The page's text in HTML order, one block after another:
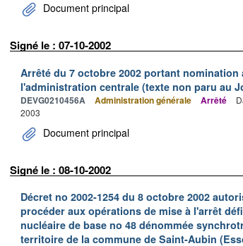
Document principal
Signé le : 07-10-2002
Arrêté du 7 octobre 2002 portant
l'administration centrale (texte non paru au
DEVG0210456A Administration générale Arrêté
2003
Document principal
Signé le : 08-10-2002
Décret no 2002-1254 du 8 octobre 2002
procéder aux opérations de mise à l'arrêt
nucléaire de base no 48 dénommée
territoire de la commune de Saint-Aubin